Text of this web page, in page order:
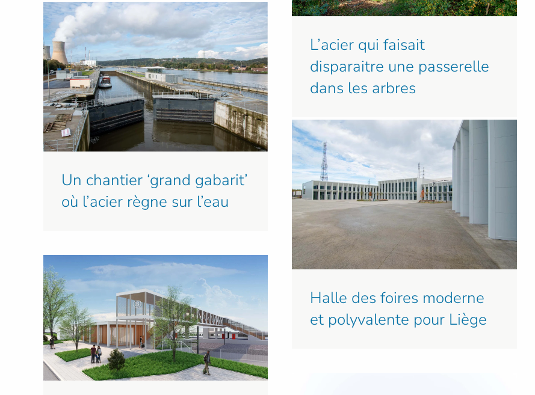
Un chantier ‘grand gabarit’
où l’acier règne sur l’eau
L’acier qui faisait
disparaitre une passerelle
dans les arbres
Halle des foires moderne
et polyvalente pour Liège